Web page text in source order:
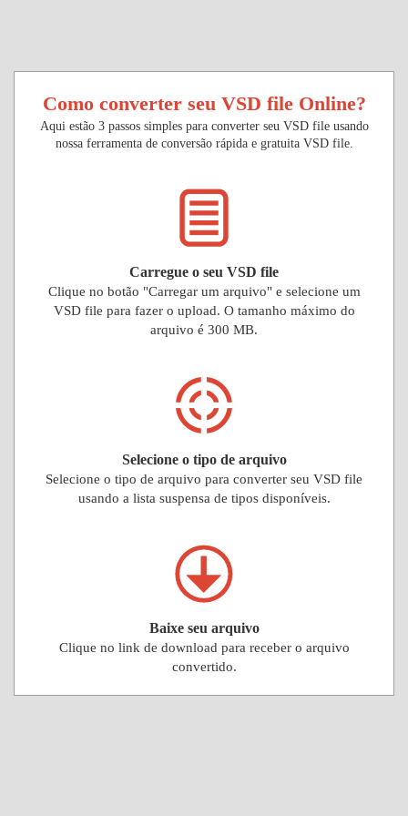
Como converter seu VSD file Online?
Aqui estão 3 passos simples para converter seu VSD file usando
nossa ferramenta de conversão rápida e gratuita VSD file.
Carregue o seu VSD file
Clique no botão "Carregar um arquivo" e selecione um
VSD file para fazer o upload. O tamanho máximo do
arquivo é 300 MB.
Selecione o tipo de arquivo
Selecione o tipo de arquivo para converter seu VSD file
usando a lista suspensa de tipos disponíveis.
Baixe seu arquivo
Clique no link de download para receber o arquivo
convertido.